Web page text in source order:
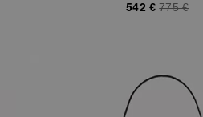
542 € 775 €